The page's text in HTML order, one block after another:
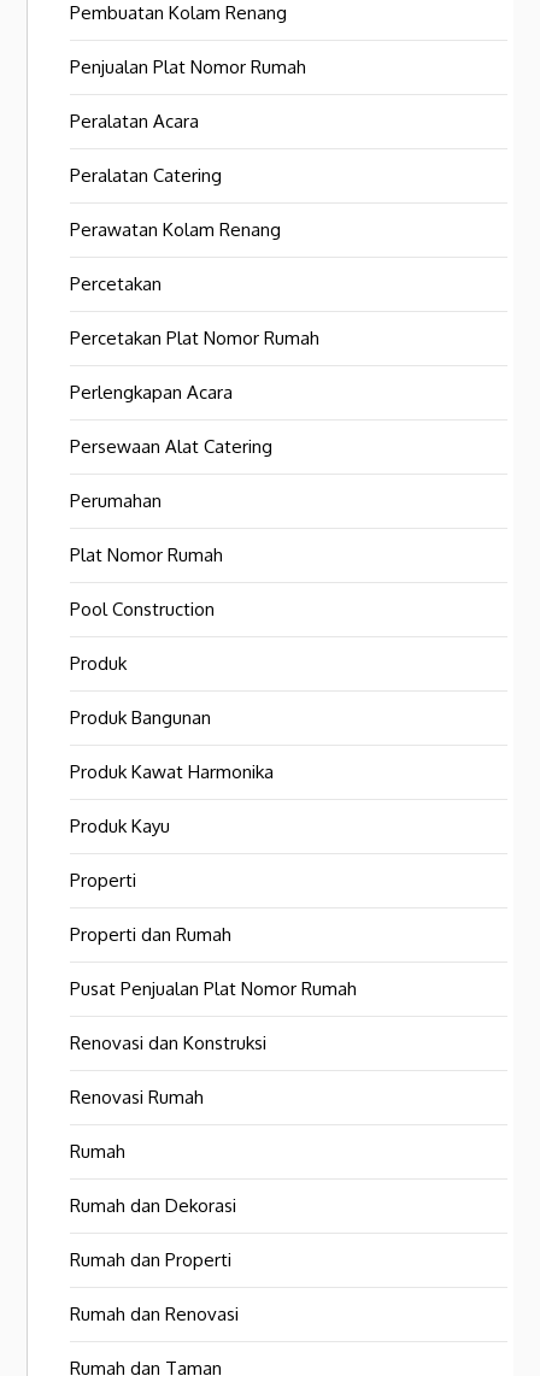
Pembuatan Kolam Renang
Penjualan Plat Nomor Rumah
Peralatan Acara
Peralatan Catering
Perawatan Kolam Renang
Percetakan
Percetakan Plat Nomor Rumah
Perlengkapan Acara
Persewaan Alat Catering
Perumahan
Plat Nomor Rumah
Pool Construction
Produk
Produk Bangunan
Produk Kawat Harmonika
Produk Kayu
Properti
Properti dan Rumah
Pusat Penjualan Plat Nomor Rumah
Renovasi dan Konstruksi
Renovasi Rumah
Rumah
Rumah dan Dekorasi
Rumah dan Properti
Rumah dan Renovasi
Rumah dan Taman